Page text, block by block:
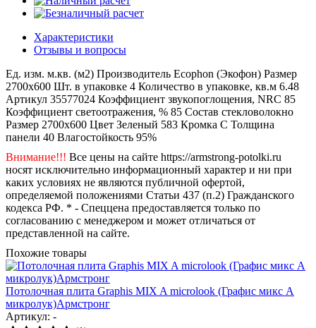
Характеристики
Отзывы и вопросы
Ед. изм. м.кв. (м2) Производитель Ecophon (Экофон) Размер
2700x600 Шт. в упаковке 4 Количество в упаковке, кв.м 6.48
Артикул 35577024 Коэффициент звукопоглощения, NRC 85
Коэффициент светоотражения, % 85 Состав стекловолокно
Размер 2700x600 Цвет Зеленый 583 Кромка C Толщина
панели 40 Влагостойкость 95%
Внимание!!! Все цены на сайте https://armstrong-potolki.ru
носят исключительно информационный характер и ни при
каких условиях не являются публичной офертой,
определяемой положениями Статьи 437 (п.2) Гражданского
кодекса РФ. * - Спеццена предоставляется только по
согласованию с менеджером и может отличаться от
представленной на сайте.
Похожие товары
Потолочная плита Graphis MIX A microlook (Графис микс А
микролук)Армстронг
Артикул: -